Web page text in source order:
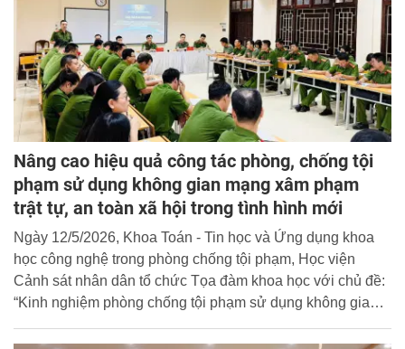
Nâng cao hiệu quả công tác phòng, chống tội
phạm sử dụng không gian mạng xâm phạm
trật tự, an toàn xã hội trong tình hình mới
Ngày 12/5/2026, Khoa Toán - Tin học và Ứng dụng khoa
học công nghệ trong phòng chống tội phạm, Học viện
Cảnh sát nhân dân tổ chức Tọa đàm khoa học với chủ đề:
“Kinh nghiệm phòng chống tội phạm sử dụng không gian